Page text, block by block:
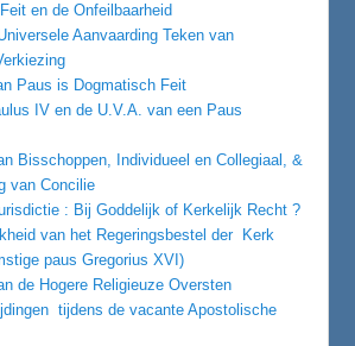
en de Onfeilbaarheid
Aanvaarding Teken van
Paus is Dogmatisch Feit
IV en de U.V.A. van een Paus
Bisschoppen, Individueel en Collegiaal, &
van Concilie
: Bij Goddelijk of Kerkelijk Recht ?
van het Regeringsbestel der Kerk
paus Gregorius XVI)
de Hogere Religieuze Oversten
tijdens de vacante Apostolische